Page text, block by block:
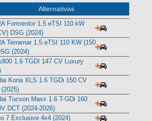
Alternativas
Formentor 1.5 eTSI 110 kW
DSG (2024)
Terramar 1.5 eTSI 110 KW (150
(2024)
1.6 TGDI 147 CV Luxury
Kona XLS 1.6 TGDi 150 CV
Tucson Maxx 1.6 T-GDi 160
DCT (2024-2026)